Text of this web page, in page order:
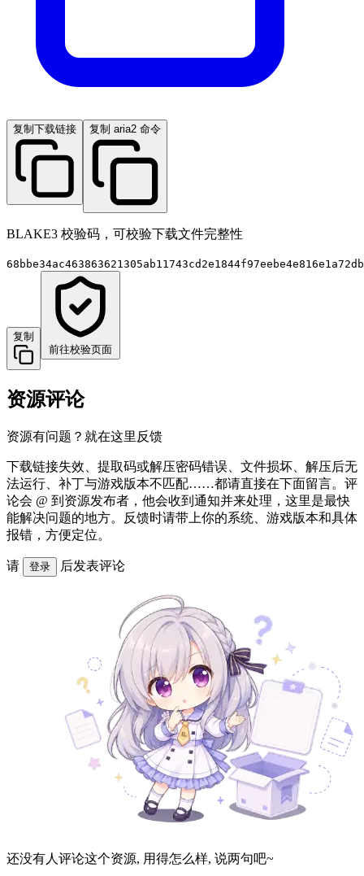
复制下载链接 复制 aria2 命令
BLAKE3 校验码，可校验下载文件完整性
复制
前往校验页面
资源评论
资源有问题？就在这里反馈
下载链接失效、提取码或解压密码错误、文件损坏、解压后无
法运行、补丁与游戏版本不匹配……都请直接在下面留言。评
论会 @ 到资源发布者，他会收到通知并来处理，这里是最快
能解决问题的地方。反馈时请带上你的系统、游戏版本和具体
报错，方便定位。
请 登录 后发表评论
还没有人评论这个资源, 用得怎么样, 说两句吧~